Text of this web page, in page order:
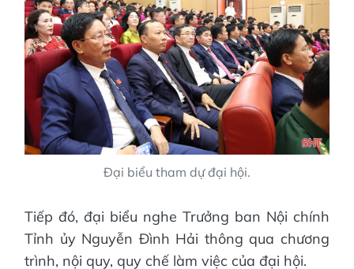
Đại biểu tham dự đại hội.
Tiếp đó, đại biểu nghe Trưởng ban Nội chính
Tỉnh ủy Nguyễn Đình Hải thông qua chương
trình, nội quy, quy chế làm việc của đại hội.